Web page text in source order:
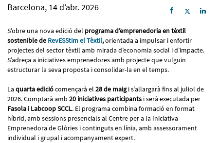
Barcelona, 14 d’abr. 2026
S’obre una nova edició del programa d’emprenedoria en tèxtil
sostenible de RevESStim el Tèxtil,orientada a impulsar i enfortir
projectes del sector tèxtil amb mirada d’economia social i d’impacte.
S’adreça a iniciatives emprenedores amb projecte que vulguin
estructurar la seva proposta i consolidar-la en el temps.
La quarta ediciócomençarà el 28 de maigi s’allargarà fins al juliol de
2026. Comptarà amb 20 iniciatives participants i serà executada per
Fasola i Labcoop SCCL. El programa combina formació en format
híbrid, amb sessions presencials al Centre per a la Iniciativa
Emprenedora de Glòries i continguts en línia, amb assessorament
individual i grupal i acompanyament expert.